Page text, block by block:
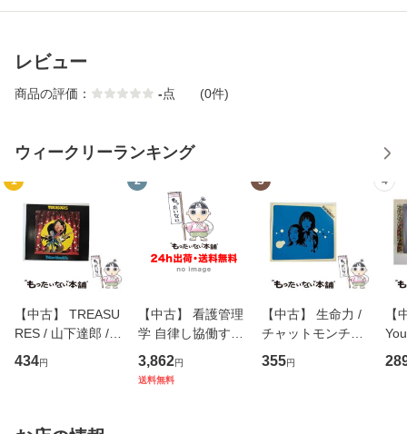
レビュー
商品の評価： -点 (0件)
ウィークリーランキング
1
【中古】 TREASU
RES / 山下達郎 /
イーストウエス
ト・ジャパン [CD]
434円
2
【中古】 看護管理
学 自律し協働する
専門職の看護マネ
ジメントスキル 改
3,862円
送料無料
3
【中古】 生命力 /
チャットモンチー /
キューンレコード
[CD]【メール便送
355円
4
【
のが